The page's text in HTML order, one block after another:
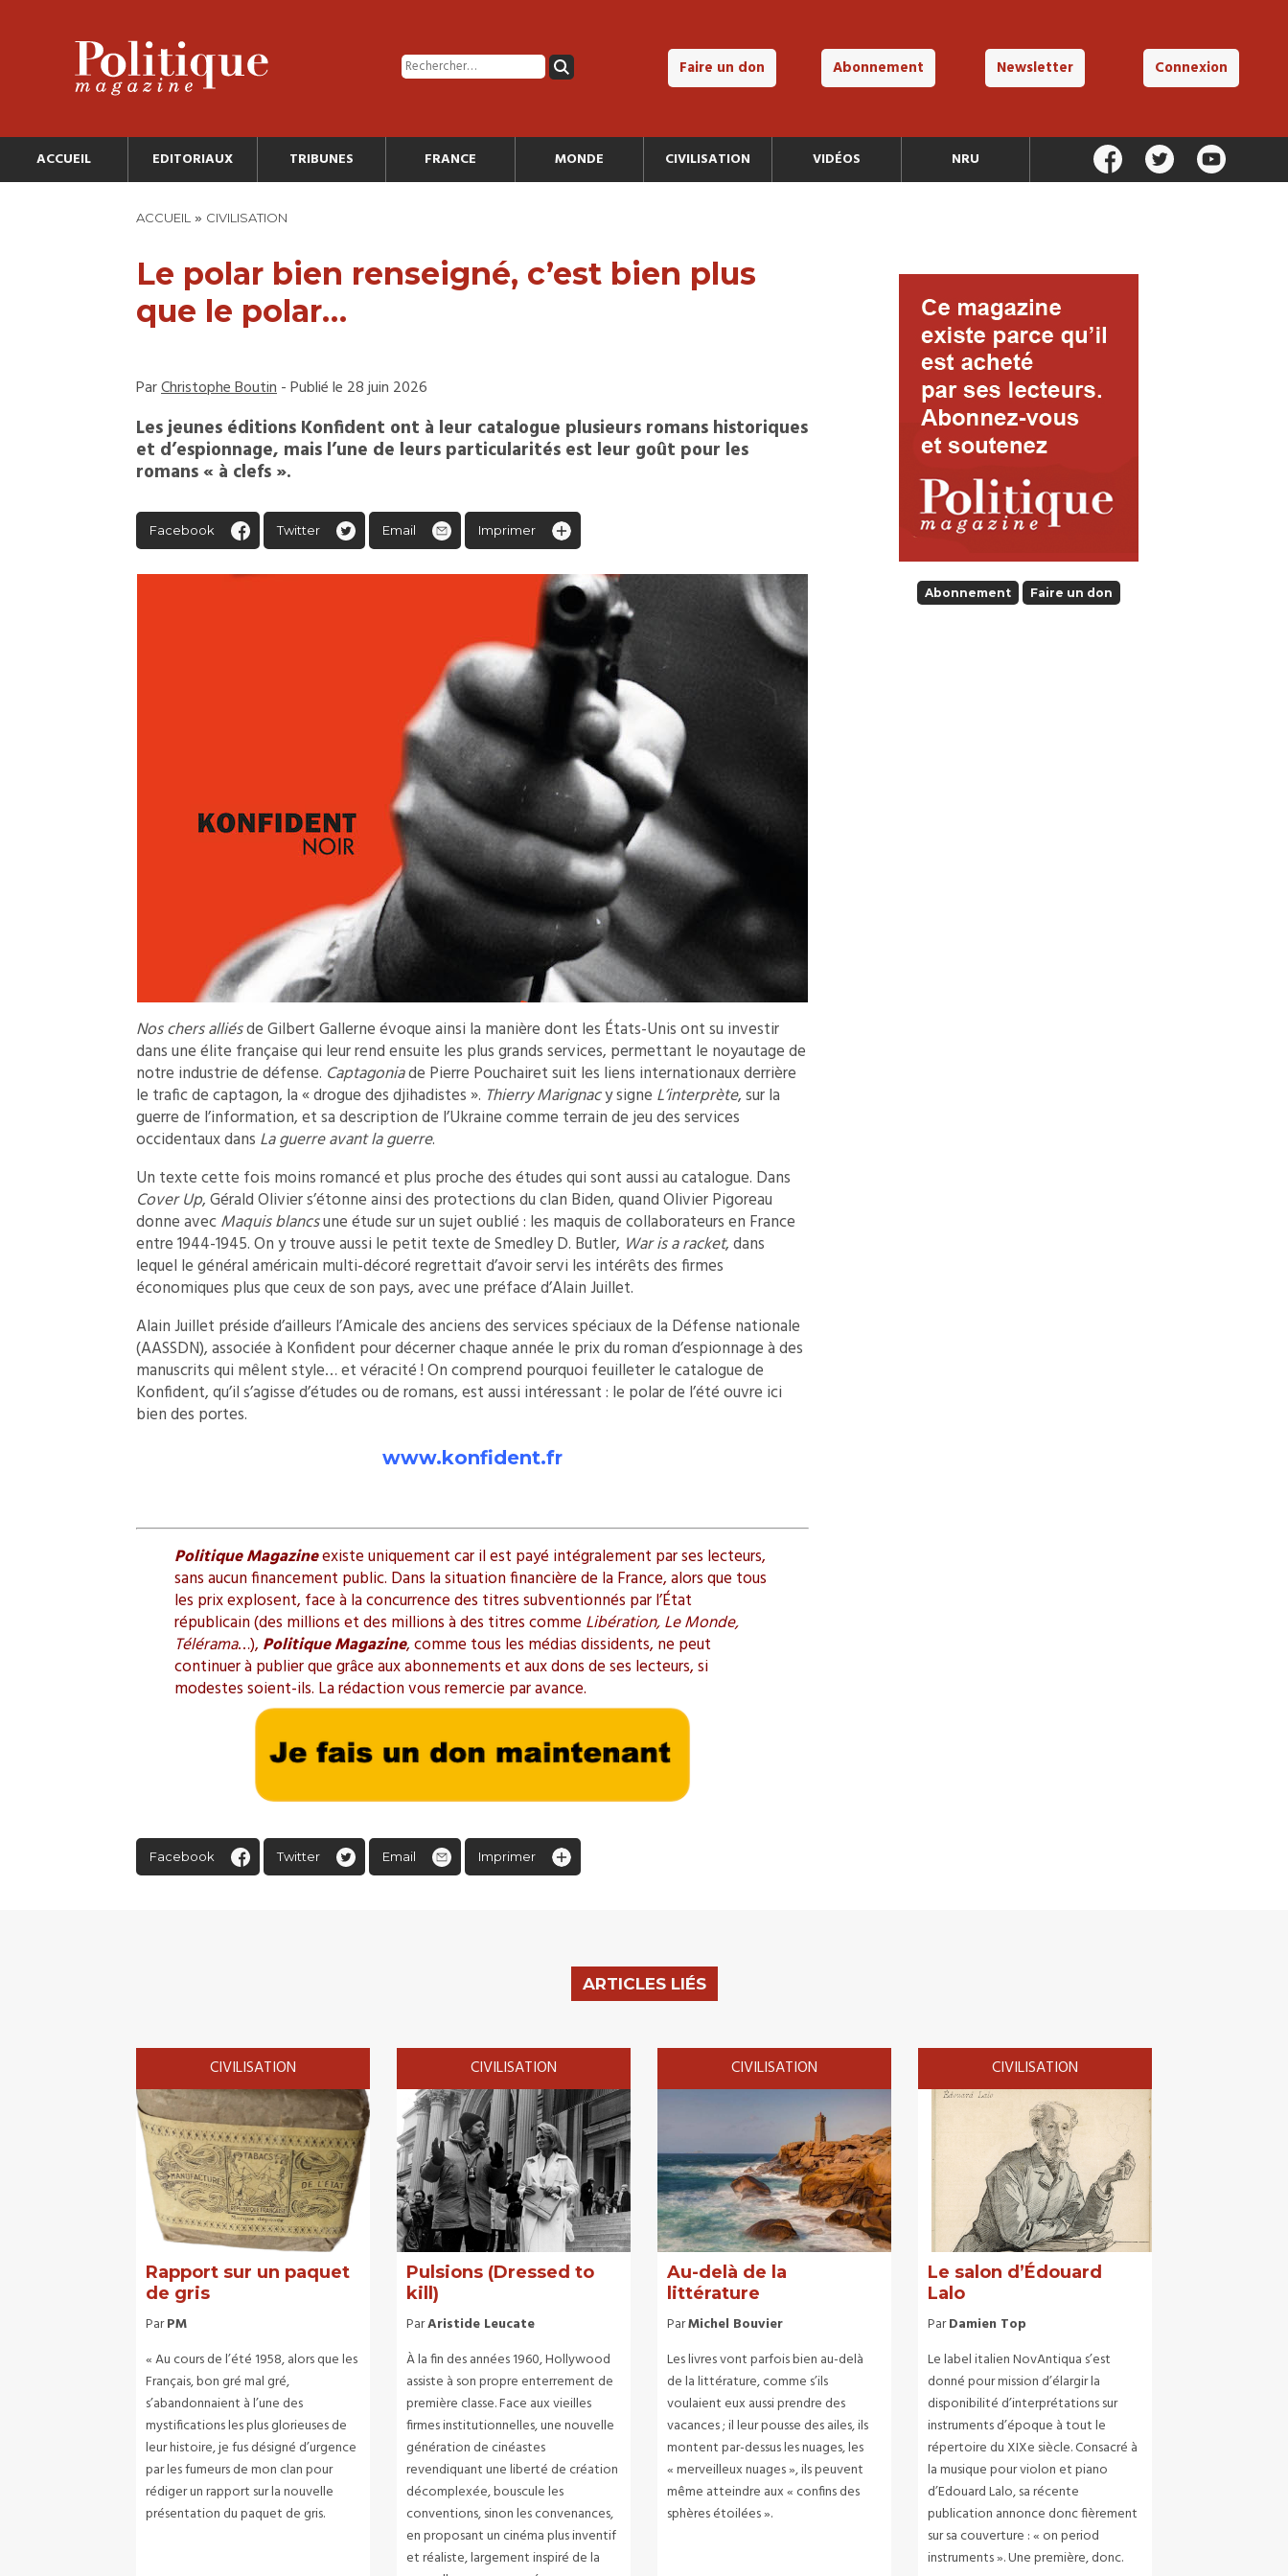
Faire un don Abonnement Newsletter Connexion
ACCUEIL EDITORIAUX TRIBUNES FRANCE MONDE CIVILISATION VIDÉOS NRU
ACCUEIL » CIVILISATION
Le polar bien renseigné, c’est bien plus
que le polar…
ParChristophe Boutin- Publié le 28 juin 2026
Les jeunes éditions Konfident ont à leur catalogue plusieurs romans historiques
et d’espionnage, mais l’une de leurs particularités est leur goût pour les
romans « à clefs ».
Facebook Twitter Email Imprimer
Nos chers alliésde Gilbert Gallerne évoque ainsi la manière dont les États-Unis ont su investir
dans une élite française qui leur rend ensuite les plus grands services, permettant le noyautage de
notre industrie de défense. Captagoniade Pierre Pouchairet suit les liens internationaux derrière
le trafic de captagon, la « drogue des djihadistes ». Thierry Marignacy signe L’interprète, sur la
guerre de l’information, et sa description de l’Ukraine comme terrain de jeu des services
occidentaux dans La guerre avant la guerre.
Un texte cette fois moins romancé et plus proche des études qui sont aussi au catalogue. Dans
Cover Up, Gérald Olivier s’étonne ainsi des protections du clan Biden, quand Olivier Pigoreau
donne avecMaquis blancsune étude sur un sujet oublié : les maquis de collaborateurs en France
entre 1944-1945. On y trouve aussi le petit texte de Smedley D. Butler, War is a racket, dans
lequel le général américain multi-décoré regrettait d’avoir servi les intérêts des firmes
économiques plus que ceux de son pays, avec une préface d’Alain Juillet.
Alain Juillet préside d’ailleurs l’Amicale des anciens des services spéciaux de la Défense nationale
(AASSDN), associée à Konfident pour décerner chaque année le prix du roman d’espionnage à des
manuscrits qui mêlent style… et véracité ! On comprend pourquoi feuilleter le catalogue de
Konfident, qu’il s’agisse d’études ou de romans, est aussi intéressant : le polar de l’été ouvre ici
bien des portes.
www.konfident.fr
Politique Magazineexiste uniquement car il est payé intégralement par ses lecteurs,
sans aucun financement public. Dans la situation financière de la France, alors que tous
les prix explosent, face à la concurrence des titres subventionnés par l’État
républicain (des millions et des millions à des titres comme Libération, Le Monde,
Télérama…), Politique Magazine, comme tous les médias dissidents, ne peut
continuer à publier que grâce aux abonnements et aux dons de ses lecteurs, si
modestes soient-ils. La rédaction vous remercie par avance.
Facebook Twitter Email Imprimer
Abonnement Faire un don
ARTICLES LIÉS
CIVILISATION
Rapport sur un paquet
de gris
ParPM
« Au cours de l’été 1958, alors que les
Français, bon gré mal gré,
s’abandonnaient à l’une des
mystifications les plus glorieuses de
leur histoire, je fus désigné d’urgence
par les fumeurs de mon clan pour
rédiger un rapport sur la nouvelle
présentation du paquet de gris.
CIVILISATION
Pulsions (Dressed to
kill)
ParAristide Leucate
À la fin des années 1960, Hollywood
assiste à son propre enterrement de
première classe. Face aux vieilles
firmes institutionnelles, une nouvelle
génération de cinéastes
revendiquant une liberté de création
décomplexée, bouscule les
conventions, sinon les convenances,
en proposant un cinéma plus inventif
et réaliste, largement inspiré de la
CIVILISATION
Au-delà de la
littérature
ParMichel Bouvier
Les livres vont parfois bien au-delà
de la littérature, comme s’ils
voulaient eux aussi prendre des
vacances ; il leur pousse des ailes, ils
montent par-dessus les nuages, les
« merveilleux nuages », ils peuvent
même atteindre aux « confins des
sphères étoilées ».
CIVILISATION
Le salon d’Édouard
Lalo
ParDamien Top
Le label italien NovAntiqua s’est
donné pour mission d’élargir la
disponibilité d’interprétations sur
instruments d’époque à tout le
répertoire du XIXe siècle. Consacré à
la musique pour violon et piano
d’Edouard Lalo, sa récente
publication annonce donc fièrement
sur sa couverture : « on period
instruments ». Une première, donc.